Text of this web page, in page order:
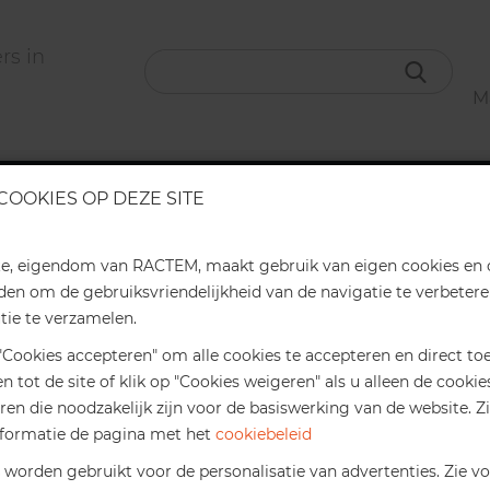
VERZINKTE STALEN STELLINGEN
Magazijnstellingen Winkelstellingen
is verzinkt (gegalvaniseerd) staal de perfecte oplossing
MAGAZIJNBAKKEN
exclusieve korting voor online
Tot € 1.000 *
Tot € 2.000 * 4% Online korting
bedragen: Vraageen persoonlijke offerte
aan.
OP DEZE SITE
eigendom van RACTEM, maakt gebruik van eigen cookies en
om de gebruiksvriendelijkheid van de navigatie te
te verzamelen.
accepteren" om alle cookies te accepteren en direct
tot de site of klik op "Cookies weigeren" als u alleen de
die noodzakelijk zijn voor de basiswerking van de website.
de pagina met het cookiebeleid
worden gebruikt voor de personalisatie van advertenties. Zie